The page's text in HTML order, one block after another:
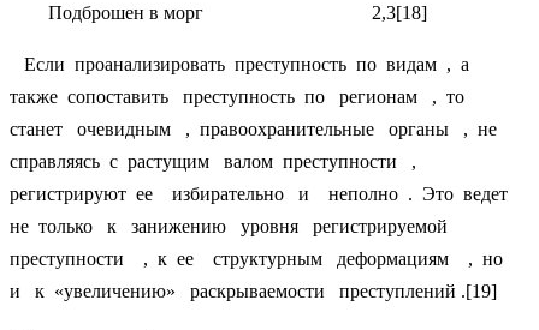
Подброшен в морг 2,3[18]
Если проанализировать преступность по видам , а
также сопоставить преступность по регионам , то
станет очевидным , правоохранительные органы , не
справляясь с растущим валом преступности ,
регистрируют ее избирательно и неполно . Это ведет
не только к занижению уровня регистрируемой
преступности , к ее структурным деформациям , но
и к «увеличению» раскрываемости преступлений .[19]